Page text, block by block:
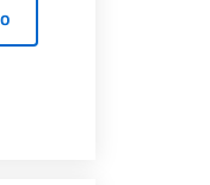
TECNOLOGIA
about